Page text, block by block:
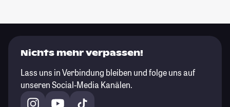
Nichts mehr verpassen!
Lass uns in Verbindung bleiben und folge uns auf
unseren Social-Media Kanälen.